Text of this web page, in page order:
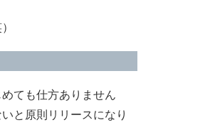
ても仕方ありません
と原則リリースになり